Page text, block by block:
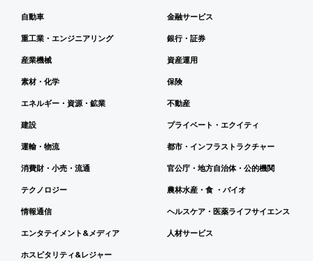
自動車
重工業・エンジニアリング
産業機械
素材・化学
エネルギー・資源・鉱業
建設
運輸・物流
消費財・小売・流通
テクノロジー
情報通信
エンタテイメント&メディア
ホスピタリティ&レジャー
金融サービス
銀行・証券
資産運用
保険
不動産
プライベート・エクイティ
都市・インフラストラクチャー
官公庁・地方自治体・公的機関
農林水産・食 ・バイオ
ヘルスケア・医薬ライフサイエンス
人材サービス